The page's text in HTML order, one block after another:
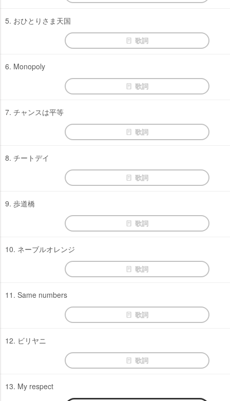
5. おひとりさま天国
歌詞
6. Monopoly
歌詞
7. チャンスは平等
歌詞
8. チートデイ
歌詞
9. 歩道橋
歌詞
10. ネーブルオレンジ
歌詞
11. Same numbers
歌詞
12. ビリヤニ
歌詞
13. My respect